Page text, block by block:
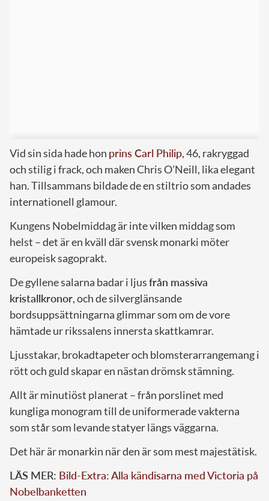
Vid sin sida hade hon prins Carl Philip, 46, rakryggad
och stilig i frack, och maken Chris O’Neill, lika elegant
han. Tillsammans bildade de en stiltrio som andades
internationell glamour.
Kungens Nobelmiddag är inte vilken middag som
helst – det är en kväll där svensk monarki möter
europeisk sagoprakt.
De gyllene salarna badar i ljusfrån massiva
kristallkronor, och de silverglänsande
bordsuppsättningarna glimmar som om de vore
hämtade ur rikssalens innersta skattkamrar.
Ljusstakar, brokadtapeter och blomsterarrangemang i
rött och guld skapar en nästan drömsk stämning.
Allt är minutiöst planerat – från porslinet med
kungliga monogram till de uniformerade vakterna
som står som levande statyer längs väggarna.
Det här är monarkin när den är som mest majestätisk.
LÄS MER: Bild-Extra: Alla kändisarna med Victoria på
Nobelbanketten